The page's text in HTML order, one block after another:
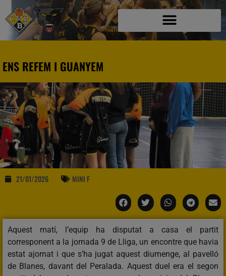
ENS REFEM I GUANYEM
21/01/2026 MINI F
Aquest matí, l’equip ha disputat a casa el partit
corresponent a la jornada 9 de Lliga, un encontre que havia
estat ajornat i que s’ha jugat aquest diumenge, al pavelló
de Blanes, davant del Peralada. Aquest duel era el segon